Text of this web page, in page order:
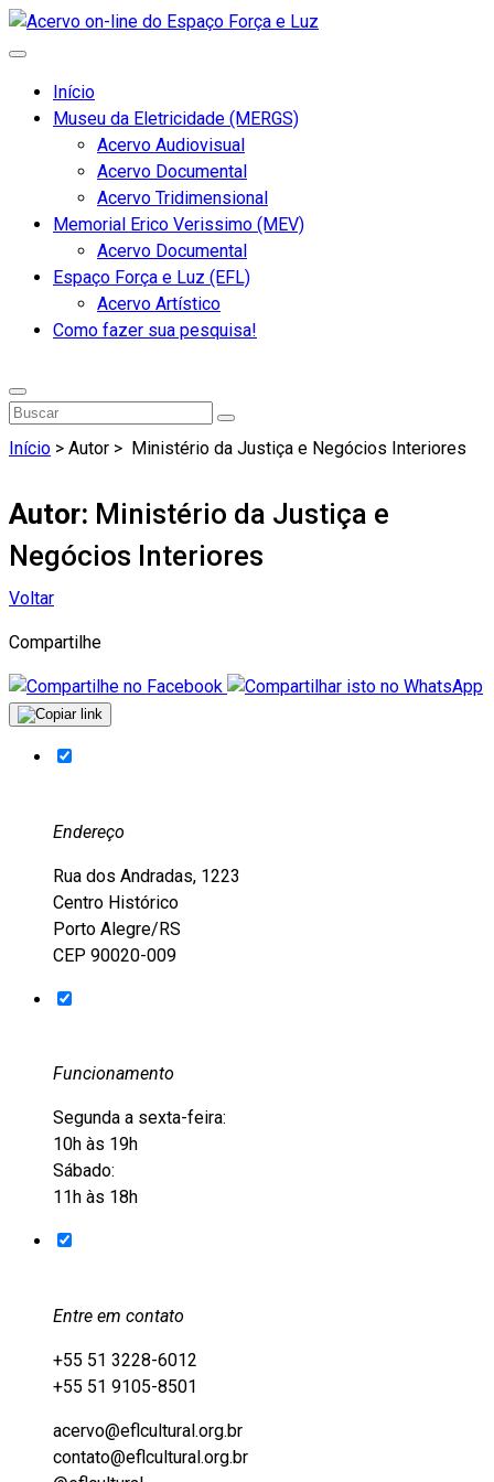
Início
Museu da Eletricidade (MERGS)
Acervo Audiovisual
Acervo Documental
Acervo Tridimensional
Memorial Erico Verissimo (MEV)
Acervo Documental
Espaço Força e Luz (EFL)
Acervo Artístico
Como fazer sua pesquisa!
Início > Autor > Ministério da Justiça e Negócios Interiores
Autor: Ministério da Justiça e
Negócios Interiores
Voltar
Compartilhe
Endereço
Rua dos Andradas, 1223
Centro Histórico
Porto Alegre/RS
CEP 90020-009
Funcionamento
Segunda a sexta-feira:
10h às 19h
Sábado:
11h às 18h
Entre em contato
+55 51 3228-6012
+55 51 9105-8501
acervo@eflcultural.org.br
contato@eflcultural.org.br